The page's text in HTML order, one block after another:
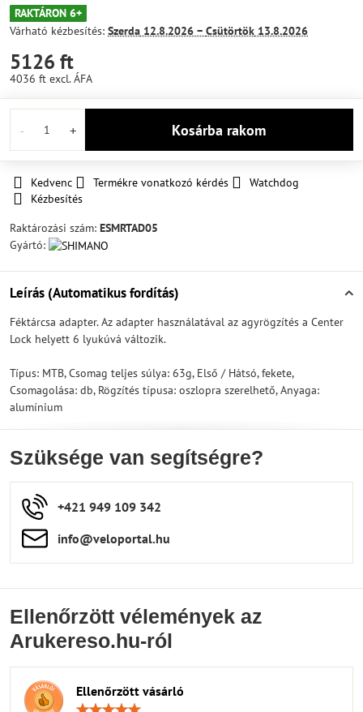
RAKTÁRON 6+
Várható kézbesítés: Szerda 12.8.2026 − Csütörtök 13.8.2026
5126 ft
4036 ft excl. ÁFA
Kosárba rakom
Kedvenc Termékre vonatkozó kérdés
Watchdog
Kézbesítés
Raktározási szám: ESMRTAD05
Gyártó:
Leírás (Automatikus fordítás)
Féktárcsa adapter. Az adapter használatával az agyrögzítés a Center
Lock helyett 6 lyukúvá változik.
Típus: MTB, Csomag teljes súlya: 63g, Első / Hátsó, fekete,
Csomagolása: db, Rögzítés típusa: oszlopra szerelhető, Anyaga:
alumínium
Szüksége van segítségre?
+421 949 109 342
info​​@veloportal​.hu
Ellenőrzött vélemények az
Arukereso.hu-ról
Ellenőrzött vásárló